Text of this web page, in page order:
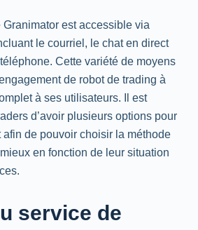
Granimator est accessible via
le courriel, le chat en direct
Cette variété de moyens
de robot de trading à
à ses utilisateurs. Il est
d’avoir plusieurs options pour
afin de pouvoir choisir la méthode
en fonction de leur situation
service de